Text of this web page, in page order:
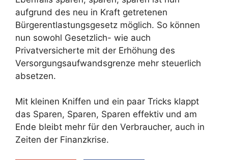
aufgrund des neu in Kraft getretenen
Bürgerentlastungsgesetz möglich. So können
nun sowohl Gesetzlich- wie auch
Privatversicherte mit der Erhöhung des
Versorgungsaufwandsgrenze mehr steuerlich
absetzen.
Mit kleinen Kniffen und ein paar Tricks klappt
das Sparen, Sparen, Sparen effektiv und am
Ende bleibt mehr für den Verbraucher, auch in
Zeiten der Finanzkrise.